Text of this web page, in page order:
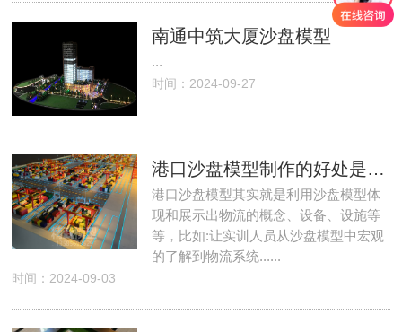
南通中筑大厦沙盘模型
...
时间：2024-09-27
港口沙盘模型制作的好处是什么，如何设计规划制作港口沙盘模型
港口沙盘模型其实就是利用沙盘模型体
现和展示出物流的概念、设备、设施等
等，比如:让实训人员从沙盘模型中宏观
的了解到物流系统......
时间：2024-09-03